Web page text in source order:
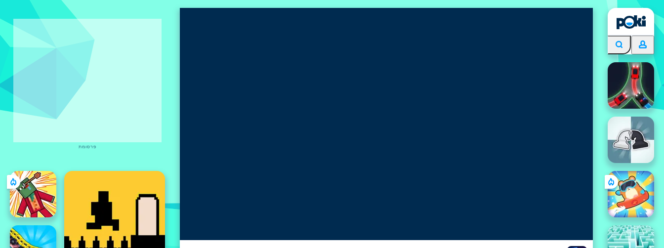
פרסומת